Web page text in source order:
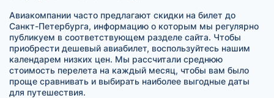
Авиакомпании часто предлагают скидки на билет до
Санкт-Петербурга, информацию о которым мы регулярно
публикуем в соответствующем разделе сайта. Чтобы
приобрести дешевый авиабилет, воспользуйтесь нашим
календарем низких цен. Мы рассчитали среднюю
стоимость перелета на каждый месяц, чтобы вам было
проще сравнивать и выбирать наиболее выгодные даты
для путешествия.